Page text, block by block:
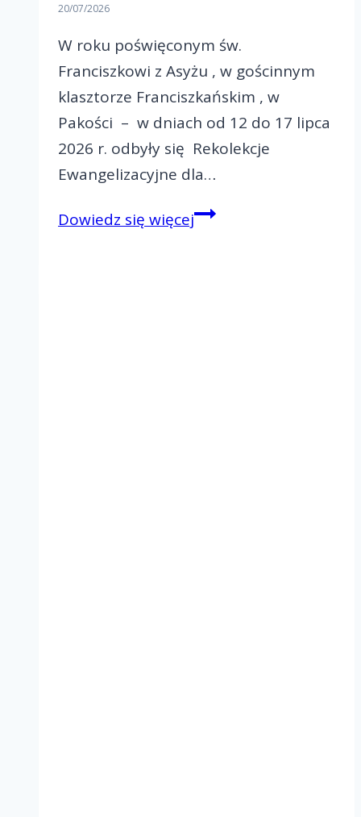
20/07/2026
W roku poświęconym św.
Franciszkowi z Asyżu , w gościnnym
klasztorze Franciszkańskim , w
Pakości – w dniach od 12 do 17 lipca
2026 r. odbyły się Rekolekcje
Ewangelizacyjne dla…
Dowiedz się więcejRekolekcje